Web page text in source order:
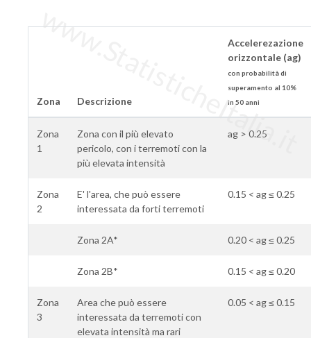
Zona Descrizione
Accelerezazione
orizzontale (ag)
con probabilità di
superamento al 10%
in 50 anni
Zona
1
Zona con il più elevato
pericolo, con i terremoti con la
più elevata intensità
ag > 0.25
Zona
2
E' l'area, che può essere
interessata da forti terremoti
0.15 < ag ≤ 0.25
Zona 2A* 0.20 < ag ≤ 0.25
Zona 2B* 0.15 < ag ≤ 0.20
Zona
3
Area che può essere
interessata da terremoti con
elevata intensità ma rari
0.05 < ag ≤ 0.15
www.StatisticheItalia.it